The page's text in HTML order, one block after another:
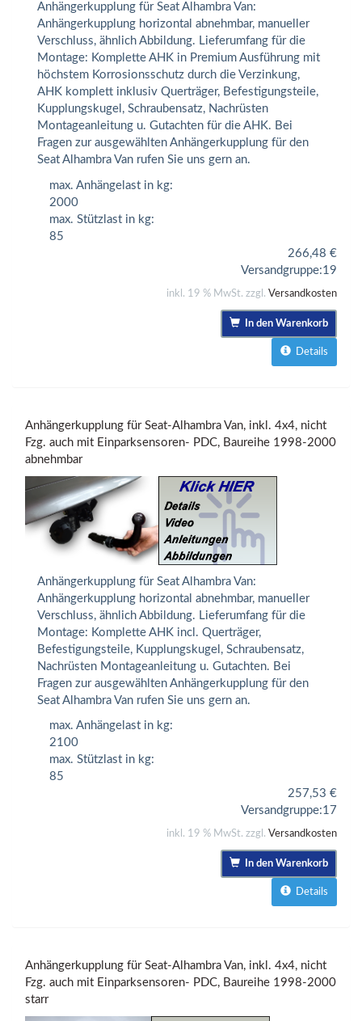
Anhängerkupplung für Seat Alhambra Van:
Anhängerkupplung horizontal abnehmbar, manueller
Verschluss, ähnlich Abbildung. Lieferumfang für die
Montage: Komplette AHK in Premium Ausführung mit
höchstem Korrosionsschutz durch die Verzinkung,
AHK komplett inklusiv Querträger, Befestigungsteile,
Kupplungskugel, Schraubensatz, Nachrüsten
Montageanleitung u. Gutachten für die AHK. Bei
Fragen zur ausgewählten Anhängerkupplung für den
Seat Alhambra Van rufen Sie uns gern an.
max. Anhängelast in kg:
2000
max. Stützlast in kg:
85
266,48 €
Versandgruppe:19
inkl. 19 % MwSt. zzgl. Versandkosten
In den Warenkorb
Details
Anhängerkupplung für Seat-Alhambra Van, inkl. 4x4, nicht
Fzg. auch mit Einparksensoren- PDC, Baureihe 1998-2000
abnehmbar
Anhängerkupplung für Seat Alhambra Van:
Anhängerkupplung horizontal abnehmbar, manueller
Verschluss, ähnlich Abbildung. Lieferumfang für die
Montage: Komplette AHK incl. Querträger,
Befestigungsteile, Kupplungskugel, Schraubensatz,
Nachrüsten Montageanleitung u. Gutachten. Bei
Fragen zur ausgewählten Anhängerkupplung für den
Seat Alhambra Van rufen Sie uns gern an.
max. Anhängelast in kg:
2100
max. Stützlast in kg:
85
257,53 €
Versandgruppe:17
inkl. 19 % MwSt. zzgl. Versandkosten
In den Warenkorb
Details
Anhängerkupplung für Seat-Alhambra Van, inkl. 4x4, nicht
Fzg. auch mit Einparksensoren- PDC, Baureihe 1998-2000
starr